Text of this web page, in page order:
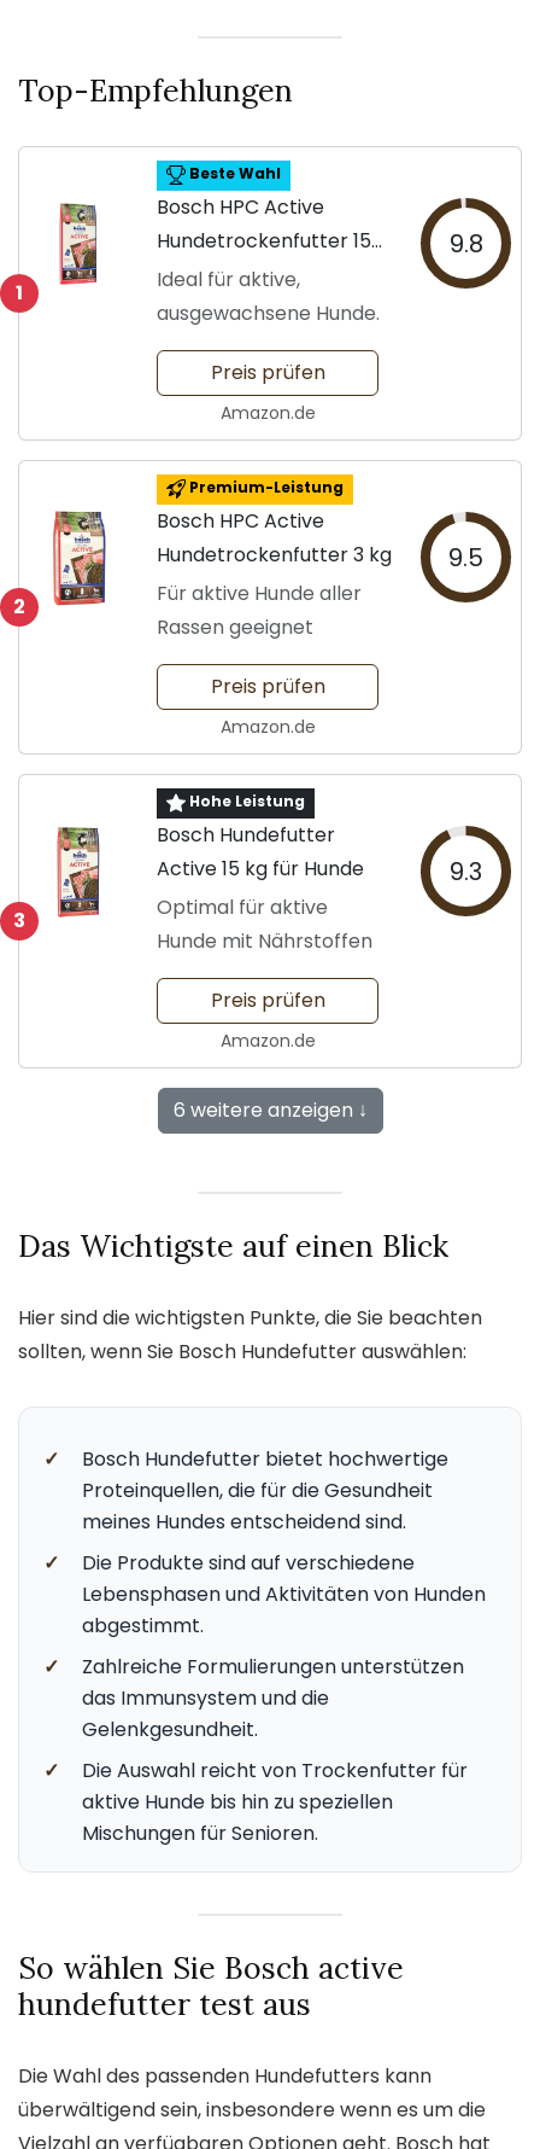
Top-Empfehlungen
1
Beste Wahl
Bosch HPC Active
Hundetrockenfutter 15
kg
Ideal für aktive,
ausgewachsene Hunde.
9.8
Preis prüfen
Amazon.de
2
Premium-Leistung
Bosch HPC Active
Hundetrockenfutter 3 kg
Für aktive Hunde aller
Rassen geeignet
9.5
Preis prüfen
Amazon.de
3
Hohe Leistung
Bosch Hundefutter
Active 15 kg für Hunde
Optimal für aktive
Hunde mit Nährstoffen
9.3
Preis prüfen
Amazon.de
6 weitere anzeigen ↓
Das Wichtigste auf einen Blick
Hier sind die wichtigsten Punkte, die Sie beachten
sollten, wenn Sie Bosch Hundefutter auswählen:
✓
Bosch Hundefutter bietet hochwertige
Proteinquellen, die für die Gesundheit
meines Hundes entscheidend sind.
✓
Die Produkte sind auf verschiedene
Lebensphasen und Aktivitäten von Hunden
abgestimmt.
✓
Zahlreiche Formulierungen unterstützen
das Immunsystem und die
Gelenkgesundheit.
✓
Die Auswahl reicht von Trockenfutter für
aktive Hunde bis hin zu speziellen
Mischungen für Senioren.
So wählen Sie Bosch active
hundefutter test aus
Die Wahl des passenden Hundefutters kann
überwältigend sein, insbesondere wenn es um die
Vielzahl an verfügbaren Optionen geht. Bosch hat